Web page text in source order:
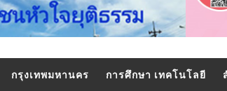
กรุงเทพมหานคร การศึกษา เทคโนโลยี